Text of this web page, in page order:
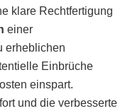
klare Rechtfertigung
einer
erheblichen
Einbrüche
einspart.
und die verbesserte